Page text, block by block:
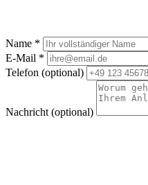
Name *
E-Mail *
Telefon (optional)
Nachricht (optional)